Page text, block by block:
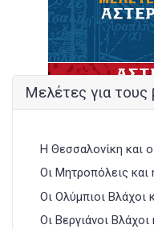
Μελέτες για τους
Η Θεσσαλονίκη και
Οι Μητροπόλεις
Οι Ολύμπιοι Βλάχοι
Οι Βεργιάνοι